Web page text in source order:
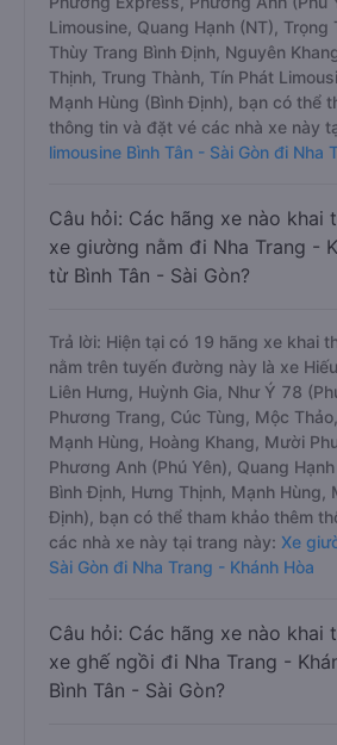
Limousine, Quang Hạnh (NT), Trọng
Thùy Trang Bình Định, Nguyên
Thịnh, Trung Thành, Tín Phát
Mạnh Hùng (Bình Định), bạn có thể
thông tin và đặt vé các nhà xe này
limousine Bình Tân - Sài Gòn đi Nha
Câu hỏi: Các hãng xe nào khai
xe giường nằm đi Nha Trang -
từ Bình Tân - Sài Gòn?
Trả lời: Hiện tại có 19 hãng xe khai
nằm trên tuyến đường này là xe Hiếu
Liên Hưng, Huỳnh Gia, Như Ý 78
Phương Trang, Cúc Tùng, Mộc
Mạnh Hùng, Hoàng Khang, Mười
Phương Anh (Phú Yên), Quang
Bình Định, Hưng Thịnh, Mạnh Hùng,
Định), bạn có thể tham khảo thêm
các nhà xe này tại trang này: Xe
Sài Gòn đi Nha Trang - Khánh Hòa
Câu hỏi: Các hãng xe nào khai
xe ghế ngồi đi Nha Trang -
Bình Tân - Sài Gòn?